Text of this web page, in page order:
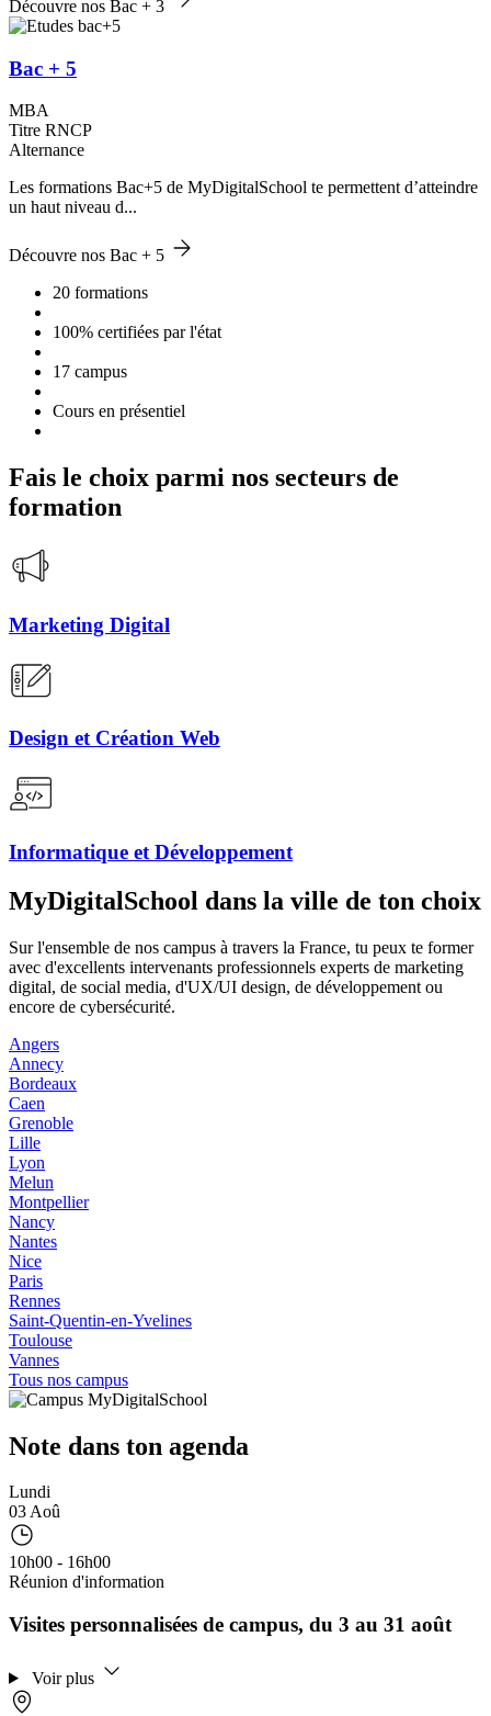
Découvre nos Bac + 3
Bac + 5
MBA
Titre RNCP
Alternance
Les formations Bac+5 de MyDigitalSchool te permettent d’atteindre
un haut niveau d...
Découvre nos Bac + 5
20 formations
100% certifiées par l'état
17 campus
Cours en présentiel
Fais le choix parmi nos secteurs de
formation
Marketing Digital
Design et Création Web
Informatique et Développement
MyDigitalSchool dans la ville de ton choix
Sur l'ensemble de nos campus à travers la France, tu peux te former
avec d'excellents intervenants professionnels experts de marketing
digital, de social media, d'UX/UI design, de développement ou
encore de cybersécurité.
Angers
Annecy
Bordeaux
Caen
Grenoble
Lille
Lyon
Melun
Montpellier
Nancy
Nantes
Nice
Paris
Rennes
Saint-Quentin-en-Yvelines
Toulouse
Vannes
Tous nos campus
Note dans ton agenda
Lundi
03 Aoû
10h00 - 16h00
Réunion d'information
Visites personnalisées de campus, du 3 au 31 août
Voir plus